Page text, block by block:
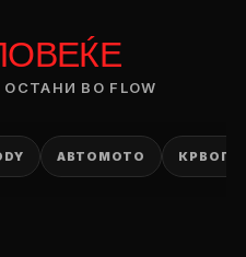
ВО FLOW
АВТОМОТО